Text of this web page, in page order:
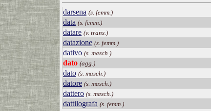
darsena (s. femm.)
data (s. femm.)
datare (v. trans.)
datazione (s. femm.)
dativo (s. masch.)
dato (agg.)
dato (s. masch.)
datore (s. masch.)
dattero (s. masch.)
dattilografa (s. femm.)